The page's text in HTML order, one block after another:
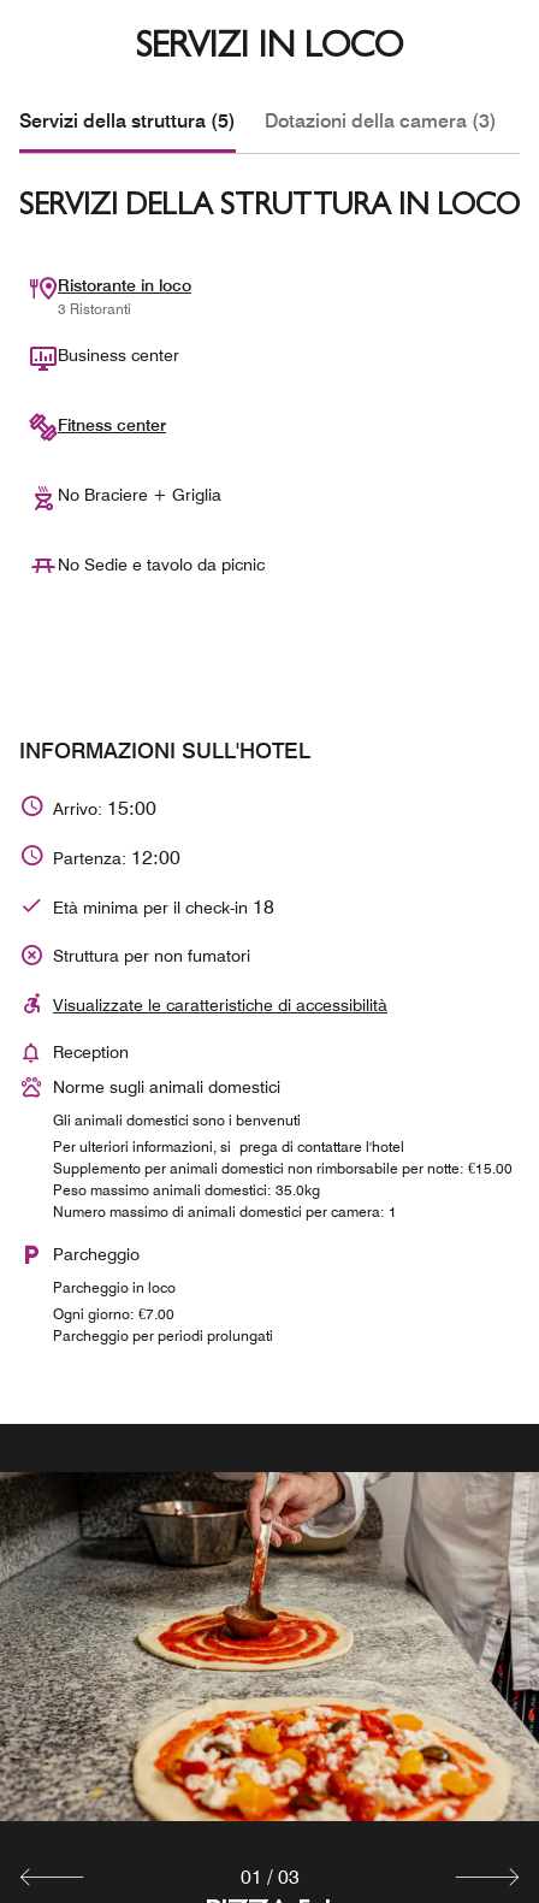
SERVIZI IN LOCO
Servizi della struttura (5) Dotazioni della camera (3)
SERVIZI DELLA STRUTTURA IN LOCO
Ristorante in loco
3 Ristoranti
Business center
Fitness center
No Braciere + Griglia
No Sedie e tavolo da picnic
INFORMAZIONI SULL'HOTEL
Arrivo: 15:00
Partenza: 12:00
Età minima per il check-in 18
Struttura per non fumatori
Visualizzate le caratteristiche di accessibilità
Reception
Norme sugli animali domestici
Gli animali domestici sono i benvenuti
Per ulteriori informazioni, si prega di contattare l'hotel
Supplemento per animali domestici non rimborsabile per notte: €15.00
Peso massimo animali domestici: 35.0kg
Numero massimo di animali domestici per camera: 1
Parcheggio
Parcheggio in loco
Ogni giorno: €7.00
Parcheggio per periodi prolungati
01 / 03